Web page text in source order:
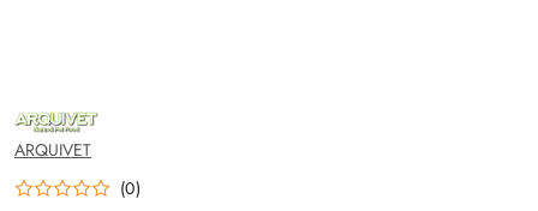
NAZWA
PRODUCENTA:
ARQUIVET
ARQUIVET
(0)